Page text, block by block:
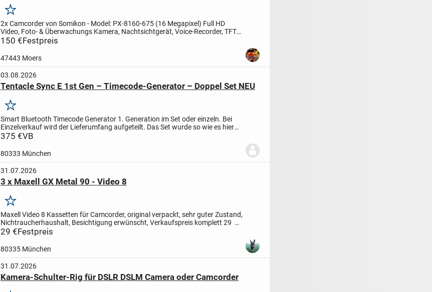
Merken
2x Camcorder von Somikon - Model: PX-8160-675 (16 Megapixel) Full HD
Video, Foto- & Überwachungs Kamera, Nachtsichtgerät, Voice-Recorder, TFT
Touchscreen, IR-LEDs, HDMI, Bewegungssensor, 2x SDHC-Slots...
150 €Festpreis
47443 Moers
03.08.2026
Tentacle Sync E 1st Gen – Timecode-Generator – Doppel Set NEU
Merken
Smart Bluetooth Timecode Generator 1. Generation im Set oder einzeln. Bei
Einzelverkauf wird der Lieferumfang aufgeteilt. Das Set wurde so wie es hier
angeboten wird, noch nie benutzt und ist...
375 €VB
80333 München
31.07.2026
3 x Maxell GX Metal 90 - Video 8
Merken
Maxell Video 8 Kassetten für Camcorder, original verpackt, sehr guter Zustand,
Nichtraucherhaushalt, Besichtigung erwünscht, Verkaufspreis komplett 29 € -
Versand möglich (wird gut verpackt) 5 € -...
29 €Festpreis
80335 München
31.07.2026
Kamera-Schulter-Rig für DSLR DSLM Camera oder Camcorder